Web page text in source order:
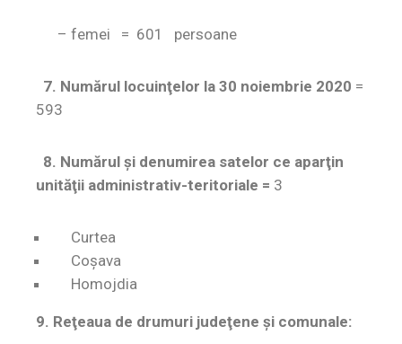
– femei = 601 persoane
7. Numărul locuinţelor la 30 noiembrie 2020 =
593
8. Numărul şi denumirea satelor ce aparţin
unităţii administrativ-teritoriale = 3
Curtea
Coșava
Homojdia
9. Reţeaua de drumuri judeţene şi comunale: